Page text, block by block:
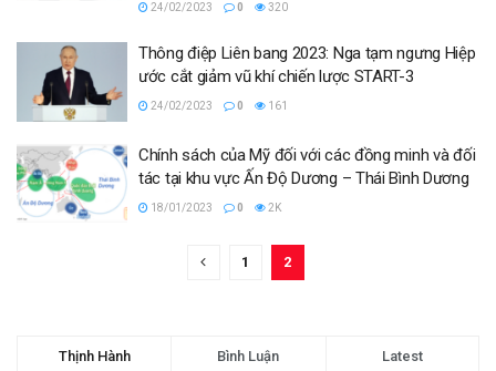
24/02/2023 0 320
Thông điệp Liên bang 2023: Nga tạm ngưng Hiệp
ước cắt giảm vũ khí chiến lược START-3
24/02/2023 0 161
Chính sách của Mỹ đối với các đồng minh và đối
tác tại khu vực Ấn Độ Dương – Thái Bình Dương
18/01/2023 0 2K
1 2
Thịnh Hành Bình Luận Latest